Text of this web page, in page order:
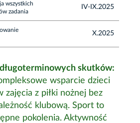
wszystkich
zadania
IV-IX.2025
X.2025
skutków:
wsparcie dzieci
zajęcia z piłki nożnej bez
klubową. Sport to
pokolenia. Aktywność